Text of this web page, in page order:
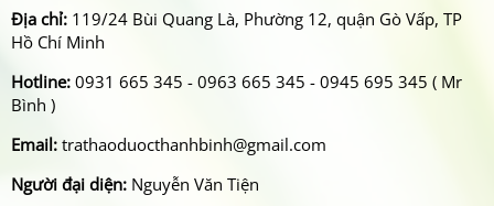
Địa chỉ: 119/24 Bùi Quang Là, Phường 12, quận Gò Vấp, TP
Hồ Chí Minh
Hotline: 0931 665 345 - 0963 665 345 - 0945 695 345 ( Mr
Bình )
Email: trathaoduocthanhbinh@gmail.com
Người đại diện: Nguyễn Văn Tiện